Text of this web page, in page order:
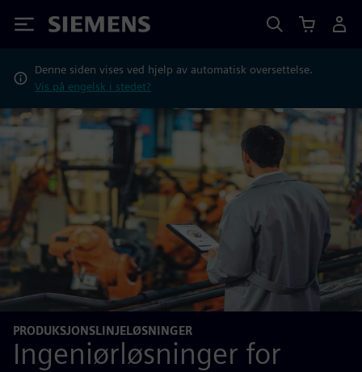
Siemens
Denne siden vises ved hjelp av automatisk oversettelse.
Vis på engelsk i stedet?
PRODUKSJONSLINJELØSNINGER
Ingeniørløsninger for